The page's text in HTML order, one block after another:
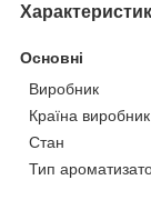
Основні
Виробник
Країна виробник
Стан
Тип